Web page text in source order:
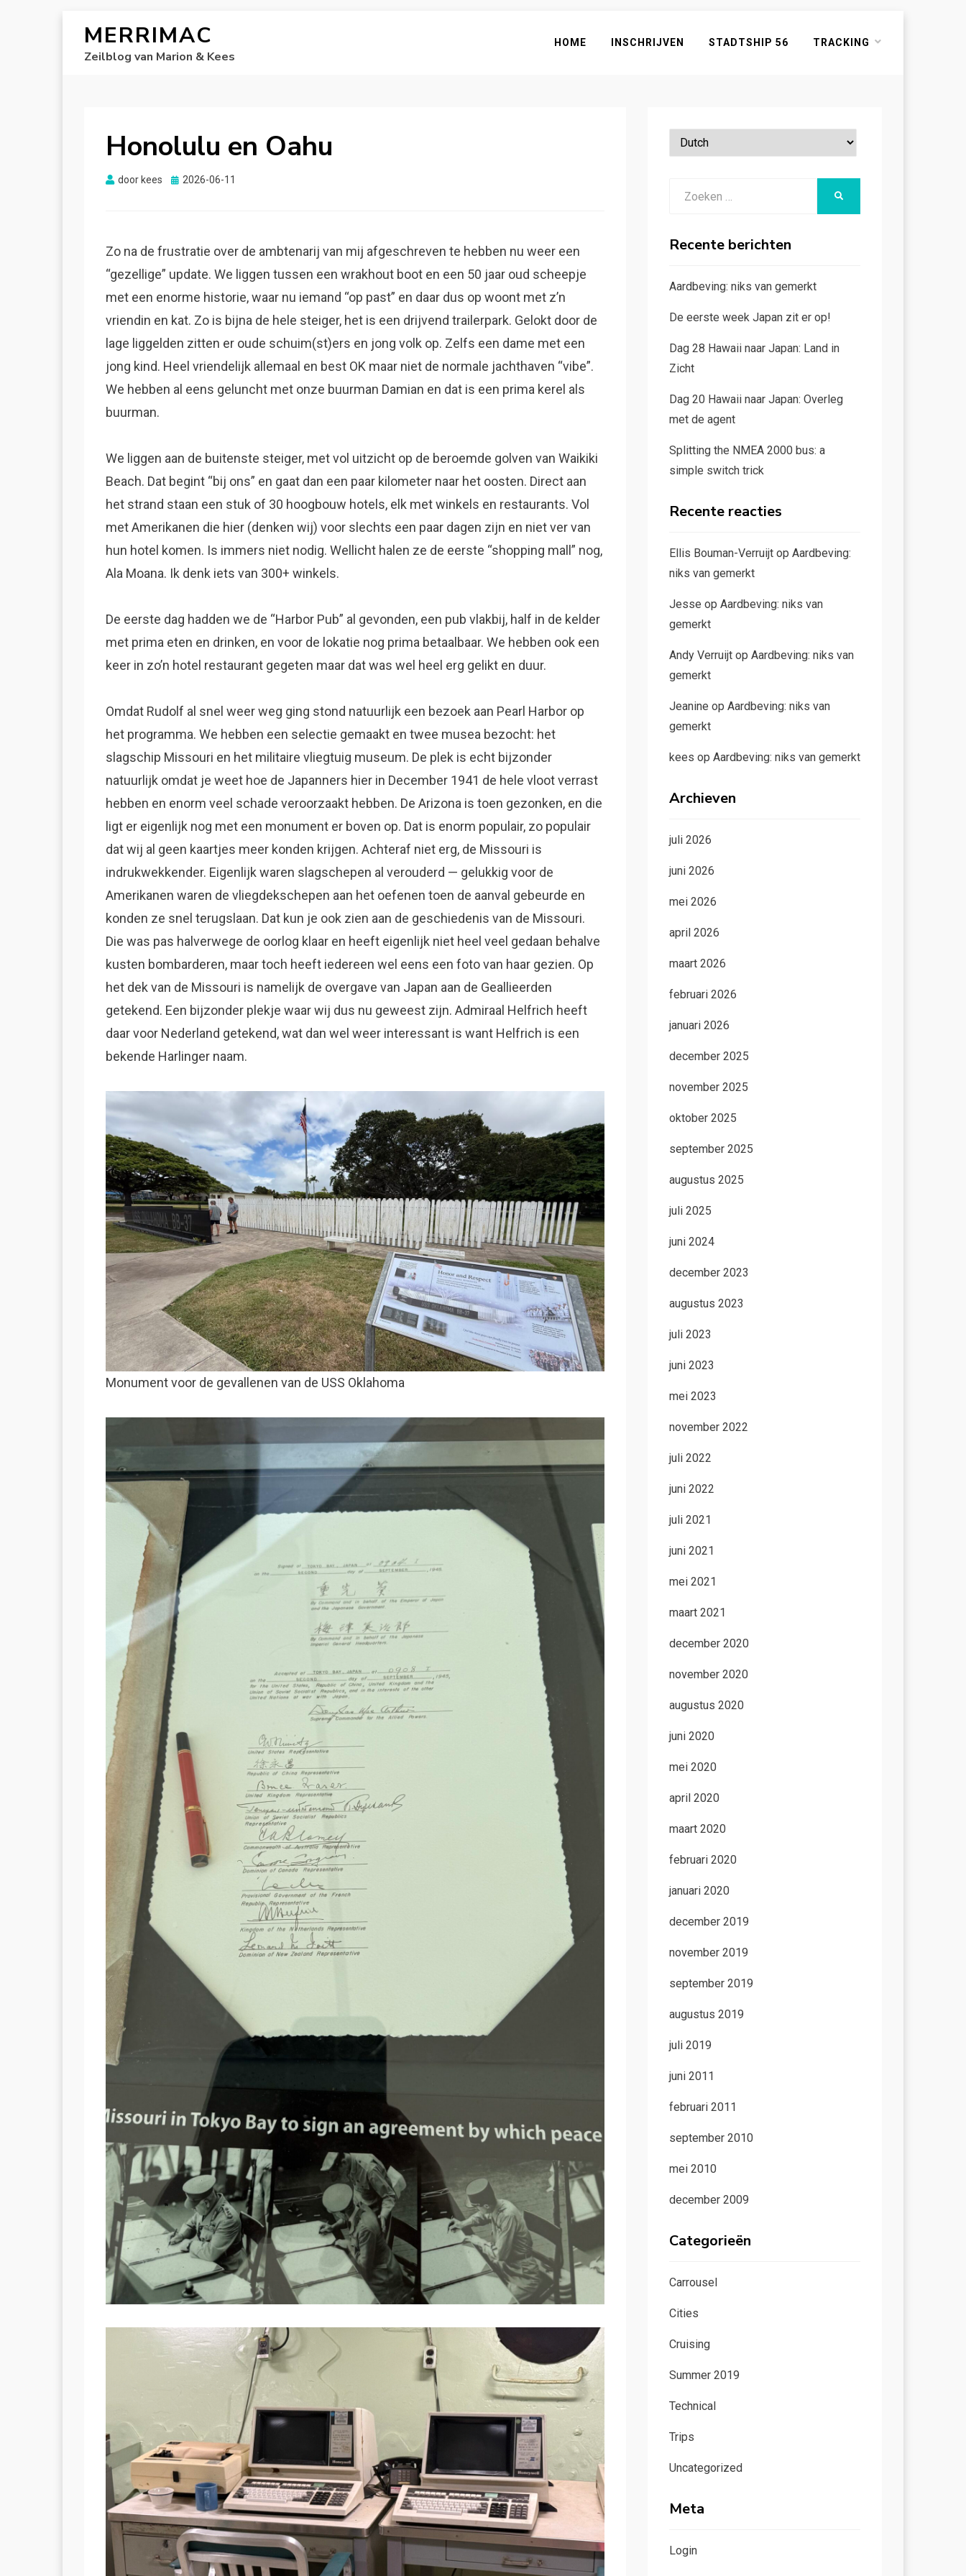
MERRIMAC
Zeilblog van Marion & Kees
HOME INSCHRIJVEN STADTSHIP 56 TRACKING
Honolulu en Oahu
door kees
Gepubliceerd
2026-06-11
Zo na de frustratie over de ambtenarij van mij afgeschreven te hebben nu weer een
“gezellige” update. We liggen tussen een wrakhout boot en een 50 jaar oud scheepje
met een enorme historie, waar nu iemand “op past” en daar dus op woont met z’n
vriendin en kat. Zo is bijna de hele steiger, het is een drijvend trailerpark. Gelokt door de
lage liggelden zitten er oude schuim(st)ers en jong volk op. Zelfs een dame met een
jong kind. Heel vriendelijk allemaal en best OK maar niet de normale jachthaven “vibe”.
We hebben al eens geluncht met onze buurman Damian en dat is een prima kerel als
buurman.
We liggen aan de buitenste steiger, met vol uitzicht op de beroemde golven van Waikiki
Beach. Dat begint “bij ons” en gaat dan een paar kilometer naar het oosten. Direct aan
het strand staan een stuk of 30 hoogbouw hotels, elk met winkels en restaurants. Vol
met Amerikanen die hier (denken wij) voor slechts een paar dagen zijn en niet ver van
hun hotel komen. Is immers niet nodig. Wellicht halen ze de eerste “shopping mall” nog,
Ala Moana. Ik denk iets van 300+ winkels.
De eerste dag hadden we de “Harbor Pub” al gevonden, een pub vlakbij, half in de kelder
met prima eten en drinken, en voor de lokatie nog prima betaalbaar. We hebben ook een
keer in zo’n hotel restaurant gegeten maar dat was wel heel erg gelikt en duur.
Omdat Rudolf al snel weer weg ging stond natuurlijk een bezoek aan Pearl Harbor op
het programma. We hebben een selectie gemaakt en twee musea bezocht: het
slagschip Missouri en het militaire vliegtuig museum. De plek is echt bijzonder
natuurlijk omdat je weet hoe de Japanners hier in December 1941 de hele vloot verrast
hebben en enorm veel schade veroorzaakt hebben. De Arizona is toen gezonken, en die
ligt er eigenlijk nog met een monument er boven op. Dat is enorm populair, zo populair
dat wij al geen kaartjes meer konden krijgen. Achteraf niet erg, de Missouri is
indrukwekkender. Eigenlijk waren slagschepen al verouderd — gelukkig voor de
Amerikanen waren de vliegdekschepen aan het oefenen toen de aanval gebeurde en
konden ze snel terugslaan. Dat kun je ook zien aan de geschiedenis van de Missouri.
Die was pas halverwege de oorlog klaar en heeft eigenlijk niet heel veel gedaan behalve
kusten bombarderen, maar toch heeft iedereen wel eens een foto van haar gezien. Op
het dek van de Missouri is namelijk de overgave van Japan aan de Geallieerden
getekend. Een bijzonder plekje waar wij dus nu geweest zijn. Admiraal Helfrich heeft
daar voor Nederland getekend, wat dan wel weer interessant is want Helfrich is een
bekende Harlinger naam.
Monument voor de gevallenen van de USS Oklahoma
Recente berichten
Aardbeving: niks van gemerkt
De eerste week Japan zit er op!
Dag 28 Hawaii naar Japan: Land in
Zicht
Dag 20 Hawaii naar Japan: Overleg
met de agent
Splitting the NMEA 2000 bus: a
simple switch trick
Recente reacties
Ellis Bouman-Verruijtop Aardbeving:
niks van gemerkt
Jesse op Aardbeving: niks van
gemerkt
Andy Verruijtop Aardbeving: niks van
gemerkt
Jeanine op Aardbeving: niks van
gemerkt
kees op Aardbeving: niks van gemerkt
Archieven
juli 2026
juni 2026
mei 2026
april 2026
maart 2026
februari 2026
januari 2026
december 2025
november 2025
oktober 2025
september 2025
augustus 2025
juli 2025
juni 2024
december 2023
augustus 2023
juli 2023
juni 2023
mei 2023
november 2022
juli 2022
juni 2022
juli 2021
juni 2021
mei 2021
maart 2021
december 2020
november 2020
augustus 2020
juni 2020
mei 2020
april 2020
maart 2020
februari 2020
januari 2020
december 2019
november 2019
september 2019
augustus 2019
juli 2019
juni 2011
februari 2011
september 2010
mei 2010
december 2009
Categorieën
Carrousel
Cities
Cruising
Summer 2019
Technical
Trips
Uncategorized
Meta
Login